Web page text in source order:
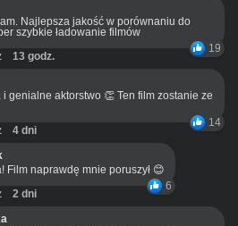
Najlepsza jakość w porównaniu do
szybkie ładowanie filmów
19
13 godz.
genialne aktorstwo 👏 Ten film zostanie ze
14
4 dni
Film naprawdę mnie poruszył 😊
6
2 dni